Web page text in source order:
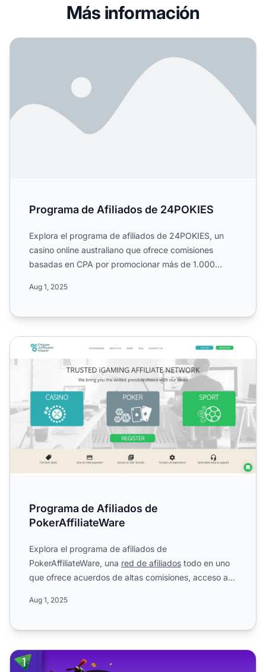
Más información
Programa de Afiliados de 24POKIES
Programa de Afiliados de 24POKIES
Explora el programa de afiliados de 24POKIES, un
casino online australiano que ofrece comisiones
basadas en CPA por promocionar más de 1.000
Aug 1, 2025
Programa de Afiliados de PokerAffiliateWare
Programa de Afiliados de
PokerAffiliateWare
Explora el programa de afiliados de
PokerAffiliateWare, una red de afiliados todo en uno
que ofrece acuerdos de altas comisiones, acceso a
Aug 1, 2025
Programa de Afiliados de Aposta1